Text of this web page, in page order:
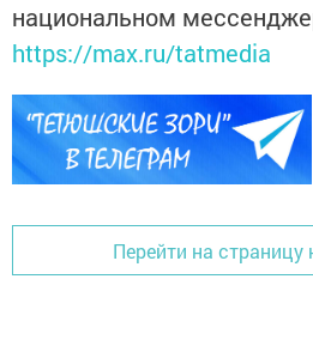
национальном
https://max.ru/tatmedia
Перейти на страницу